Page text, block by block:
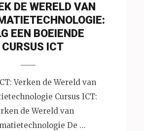
DE WERELD VAN
EEN BOEIENDE
CURSUS ICT
Verken de Wereld van
Cursus ICT:
de Wereld van
De …